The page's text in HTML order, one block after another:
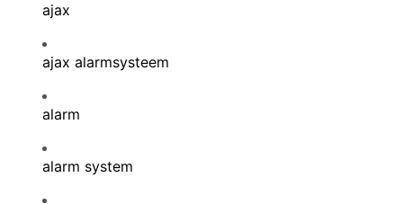
ajax
ajax alarmsysteem
alarm
alarm system